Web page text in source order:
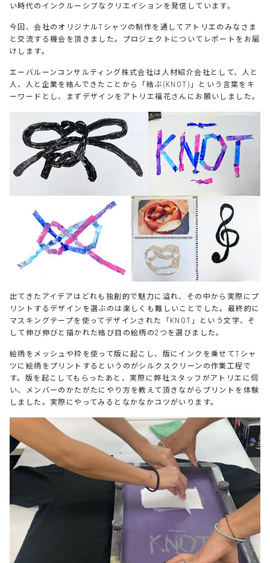
い時代のインクルーシブなクリエイションを発信しています。
今回、会社のオリジナルTシャツの制作を通してアトリエのみなさま
と交流する機会を頂きました。プロジェクトについてレポートをお届
けします。
エーバルーンコンサルティング株式会社は人材紹介会社として、人と
人、人と企業を結んできたことから「結ぶ(KNOT)」という言葉をキ
ーワードとし、まずデザインをアトリエ福花さんにお願いしました。
出てきたアイデアはどれも独創的で魅力に溢れ、その中から実際にプ
リントするデザインを選ぶのは楽しくも難しいことでした。最終的に
マスキングテープを使ってデザインされた「KNOT」という文字、そ
して伸び伸びと描かれた結び目の絵柄の2つを選びました。
絵柄をメッシュや枠を使って版に起こし、版にインクを乗せてTシャ
ツに絵柄をプリントするというのがシルクスクリーンの作業工程で
す。版を起こしてもらったあと、実際に弊社スタッフがアトリエに伺
い、メンバーのかたがたにやり方を教えて頂きながらプリントを体験
しました。実際にやってみるとなかなかコツがいります。